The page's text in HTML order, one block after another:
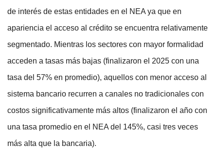
de interés de estas entidades en el NEA ya que en
apariencia el acceso al crédito se encuentra relativamente
segmentado. Mientras los sectores con mayor formalidad
acceden a tasas más bajas (finalizaron el 2025 con una
tasa del 57% en promedio), aquellos con menor acceso al
sistema bancario recurren a canales no tradicionales con
costos significativamente más altos (finalizaron el año con
una tasa promedio en el NEA del 145%, casi tres veces
más alta que la bancaria).